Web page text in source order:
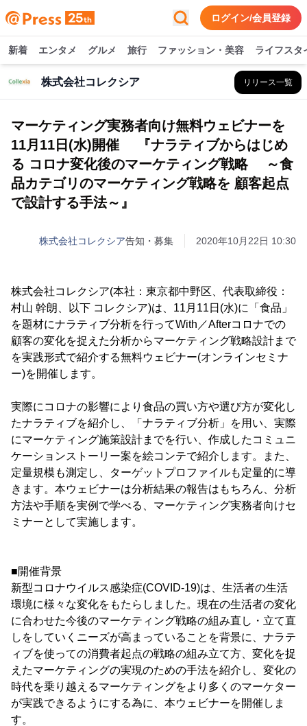
ログイン/会員登録
新着 エンタメ グルメ 旅行 ファッション・美容 ライフスタ
株式会社コレクシア リリース一覧
マーケティング実務者向け無料ウェビナーを
11月11日(水)開催 『ナラティブからはじめ
る コロナ変化後のマーケティング戦略 ～食
品カテゴリのマーケティング戦略を 顧客起点
で設計する手法～』
株式会社コレクシア告知・募集 2020年10月22日 10:30
株式会社コレクシア(本社：東京都中野区、代表取締役：
村山 幹朗、以下 コレクシア)は、11月11日(水)に「食品」
を題材にナラティブ分析を行ってWith／Afterコロナでの
顧客の変化を捉えた分析からマーケティング戦略設計まで
を実践形式で紹介する無料ウェビナー(オンラインセミナ
ー)を開催します。
実際にコロナの影響により食品の買い方や選び方が変化し
たナラティブを紹介し、「ナラティブ分析」を用い、実際
にマーケティング施策設計までを行い、作成したコミュニ
ケーションストーリー案を絵コンテで紹介します。また、
定量規模も測定し、ターゲットプロファイルも定量的に導
きます。本ウェビナーは分析結果の報告はもちろん、分析
方法や手順を実例で学べる、マーケティング実務者向けセ
ミナーとして実施します。
■開催背景
新型コロナウイルス感染症(COVID-19)は、生活者の生活
環境に様々な変化をもたらしました。現在の生活者の変化
に合わせた今後のマーケティング戦略の組み直し・立て直
しをしていくニーズが高まっていることを背景に、ナラテ
ィブを使っての消費者起点の戦略の組み立て方、変化を捉
えたマーケティングの実現のための手法を紹介し、変化の
時代を乗り越えるマーケティングをより多くのマーケター
が実践できるようにする為に、本ウェビナーを開催しま
す。